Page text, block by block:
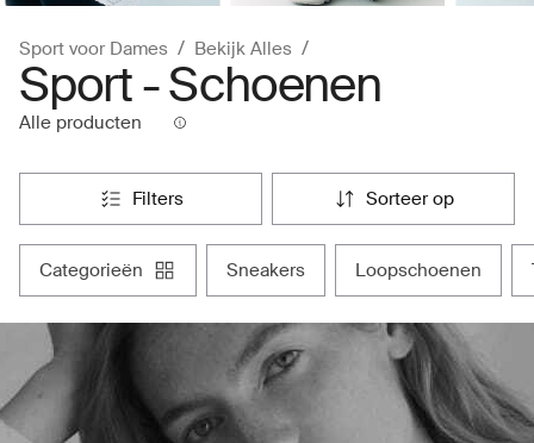
Sport voor Dames Bekijk Alles
Sport - Schoenen
Alle producten
filters sorteer op
categorieën sneakers loopschoenen